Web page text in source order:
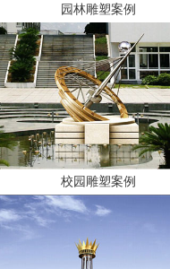
园林雕塑案例
校园雕塑案例